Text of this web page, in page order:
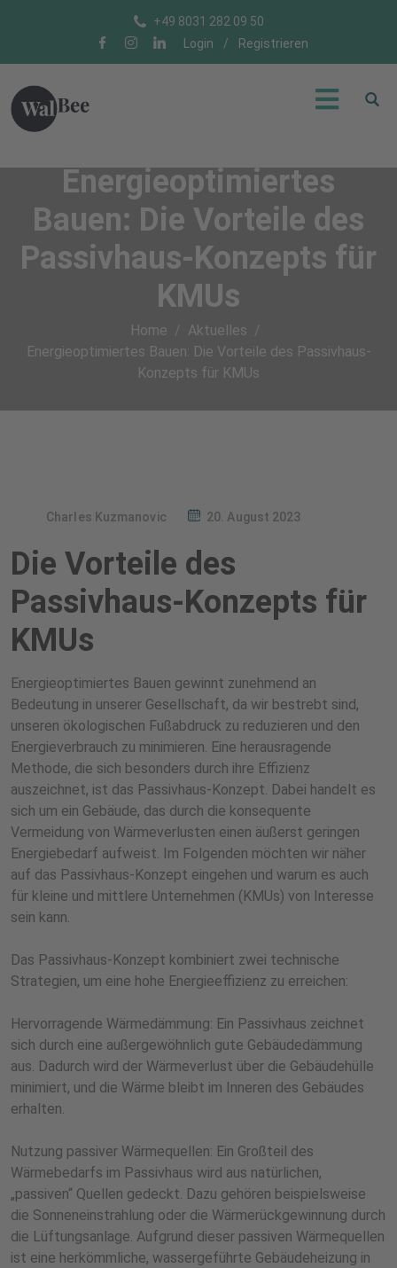
+49 8031 282 09 50
Login
/ Registrieren
Energieoptimiertes
Bauen: Die Vorteile des
Passivhaus-Konzepts für
KMUs
Home
Aktuelles
Energieoptimiertes Bauen: Die Vorteile des Passivhaus-
Konzepts für KMUs
Charles Kuzmanovic 20. August 2023
Die Vorteile des
Passivhaus-Konzepts für
KMUs
Energieoptimiertes Bauen gewinnt zunehmend an
Bedeutung in unserer Gesellschaft, da wir bestrebt sind,
unseren ökologischen Fußabdruck zu reduzieren und den
Energieverbrauch zu minimieren. Eine herausragende
Methode, die sich besonders durch ihre Effizienz
auszeichnet, ist das Passivhaus-Konzept. Dabei handelt es
sich um ein Gebäude, das durch die konsequente
Vermeidung von Wärmeverlusten einen äußerst geringen
Energiebedarf aufweist. Im Folgenden möchten wir näher
auf das Passivhaus-Konzept eingehen und warum es auch
für kleine und mittlere Unternehmen (KMUs) von Interesse
sein kann.
Das Passivhaus-Konzept kombiniert zwei technische
Strategien, um eine hohe Energieeffizienz zu erreichen:
Hervorragende Wärmedämmung: Ein Passivhaus zeichnet
sich durch eine außergewöhnlich gute Gebäudedämmung
aus. Dadurch wird der Wärmeverlust über die Gebäudehülle
minimiert, und die Wärme bleibt im Inneren des Gebäudes
erhalten.
Nutzung passiver Wärmequellen: Ein Großteil des
Wärmebedarfs im Passivhaus wird aus natürlichen,
„passiven“ Quellen gedeckt. Dazu gehören beispielsweise
die Sonneneinstrahlung oder die Wärmerückgewinnung durch
die Lüftungsanlage. Aufgrund dieser passiven Wärmequellen
ist eine herkömmliche, wassergeführte Gebäudeheizung in